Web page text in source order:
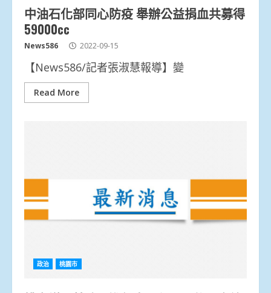
中油石化部同心防疫 舉辦公益捐血共募得
59000cc
News586 2022-09-15
【News586/記者張淑慧報導】變
Read More
政治 桃園市